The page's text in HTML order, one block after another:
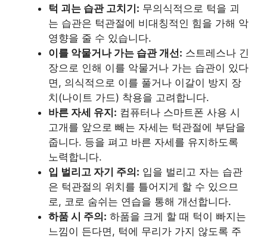
턱 괴는 습관 고치기: 무의식적으로 턱을 괴
는 습관은 턱관절에 비대칭적인 힘을 가해 악
영향을 줄 수 있습니다.
이를 악물거나 가는 습관 개선: 스트레스나 긴
장으로 인해 이를 악물거나 가는 습관이 있다
면, 의식적으로 이를 풀거나 이갈이 방지 장
치(나이트 가드) 착용을 고려합니다.
바른 자세 유지: 컴퓨터나 스마트폰 사용 시
고개를 앞으로 빼는 자세는 턱관절에 부담을
줍니다. 등을 펴고 바른 자세를 유지하도록
노력합니다.
입 벌리고 자기 주의: 입을 벌리고 자는 습관
은 턱관절의 위치를 틀어지게 할 수 있으므
로, 코로 숨쉬는 연습을 통해 개선합니다.
하품 시 주의: 하품을 크게 할 때 턱이 빠지는
느낌이 든다면, 턱에 무리가 가지 않도록 주